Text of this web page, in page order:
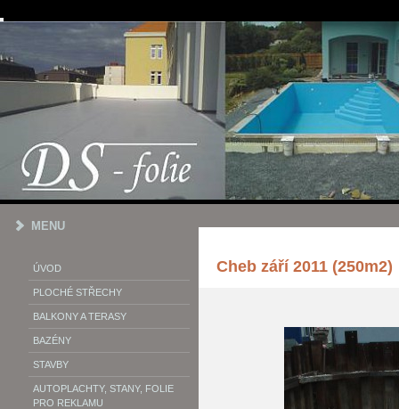
Cheb září 2011 (250m2)
MENU
ÚVOD
PLOCHÉ STŘECHY
BALKONY A TERASY
BAZÉNY
STAVBY
AUTOPLACHTY, STANY, FOLIE
PRO REKLAMU